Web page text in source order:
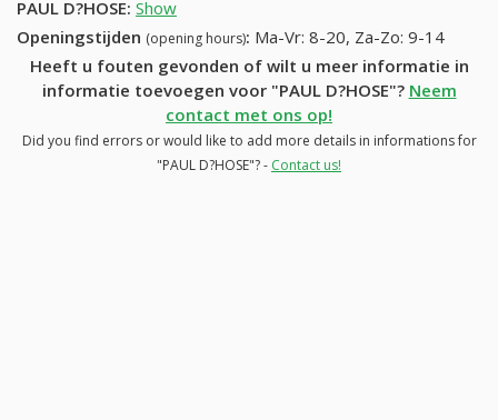
PAUL D?HOSE: Show
Openingstijden (opening hours): Ma-Vr: 8-20, Za-Zo: 9-14
Heeft u fouten gevonden of wilt u meer informatie in
informatie toevoegen voor "PAUL D?HOSE"? Neem
contact met ons op!
Did you find errors or would like to add more details in informations for
"PAUL D?HOSE"? - Contact us!